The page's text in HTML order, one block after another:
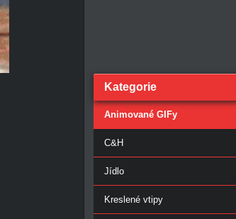
Kategorie
Animované GIFy
C&H
Jídlo
Kreslené vtipy